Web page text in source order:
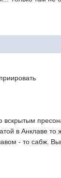
вскрытым
в Анклаве
- то сабж.